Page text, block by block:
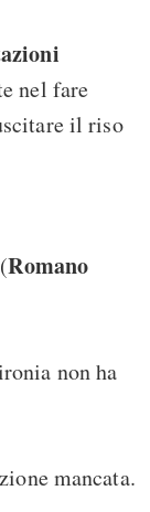
nel fare
il riso
Romano
non ha
mancata.